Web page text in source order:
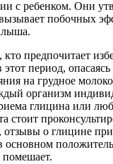
с ребенком. Они
побочных
предпочитает
период, опасаясь
на грудное
организм
глицина или
стоит
о глицине
основном
помешает.